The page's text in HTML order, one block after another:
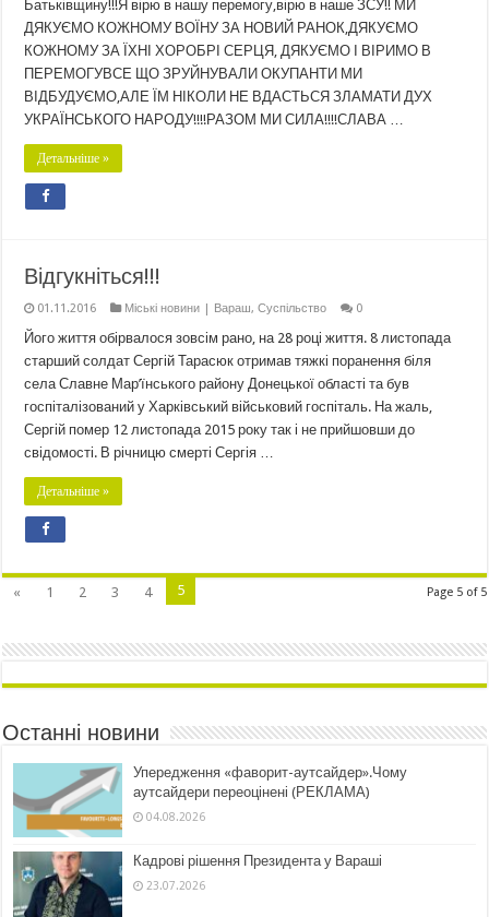
Батьківщину!!!Я вірю в нашу перемогу,вірю в наше ЗСУ!! МИ
ДЯКУЄМО КОЖНОМУ ВОЇНУ ЗА НОВИЙ РАНОК,ДЯКУЄМО
КОЖНОМУ ЗА ЇХНІ ХОРОБРІ СЕРЦЯ, ДЯКУЄМО І ВІРИМО В
ПЕРЕМОГУВСЕ ЩО ЗРУЙНУВАЛИ ОКУПАНТИ МИ
ВІДБУДУЄМО,АЛЕ ЇМ НІКОЛИ НЕ ВДАСТЬСЯ ЗЛАМАТИ ДУХ
УКРАЇНСЬКОГО НАРОДУ!!!!РАЗОМ МИ СИЛА!!!!СЛАВА …
Детальніше »
Відгукніться!!!
01.11.2016 Міські новини | Вараш,Суспільство 0
Його життя обірвалося зовсім рано, на 28 році життя. 8 листопада
старший солдат Сергій Тарасюк отримав тяжкі поранення біля
села Славне Мар’їнського району Донецької області та був
госпіталізований у Харківський військовий госпіталь. На жаль,
Сергій помер 12 листопада 2015 року так і не прийшовши до
свідомості. В річницю смерті Сергія …
Детальніше »
Page 5 of 5
« 1 2 3 4 5
Останні новини
Упередження «фаворит-аутсайдер».Чому
аутсайдери переоцінені (РЕКЛАМА)
04.08.2026
Кадрові рішення Президента у Вараші
23.07.2026